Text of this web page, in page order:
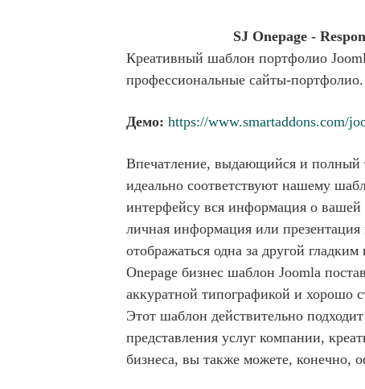
SJ Onepage -
Креативный шаблон портфолио
профессиональные сайты-портфолио.
Демо: https://www.smartaddons.com/
Впечатление, выдающийся и полный
идеально соответствуют нашему
интерфейсу вся информация о вашей
личная информация или
отображаться одна за другой
Onepage бизнес шаблон Joomla
аккуратной типографикой и хорошо
Этот шаблон действительно
представления услуг компании,
бизнеса, вы также можете, конечно,